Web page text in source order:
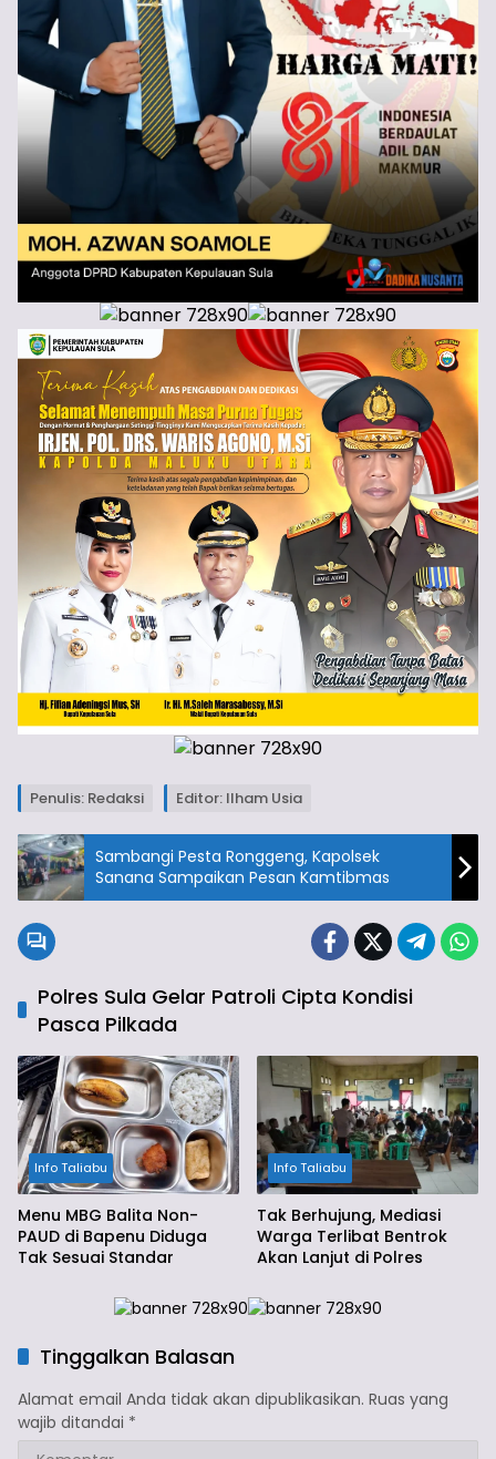
Penulis: Redaksi Editor: Ilham Usia
Sambangi Pesta Ronggeng, Kapolsek
Sanana Sampaikan Pesan Kamtibmas
Polres Sula Gelar Patroli Cipta Kondisi
Pasca Pilkada
Info Taliabu
Menu MBG Balita Non-
PAUD di Bapenu Diduga
Tak Sesuai Standar
Info Taliabu
Tak Berhujung, Mediasi
Warga Terlibat Bentrok
Akan Lanjut di Polres
Tinggalkan Balasan
Alamat email Anda tidak akan dipublikasikan. Ruas yang
wajib ditandai *